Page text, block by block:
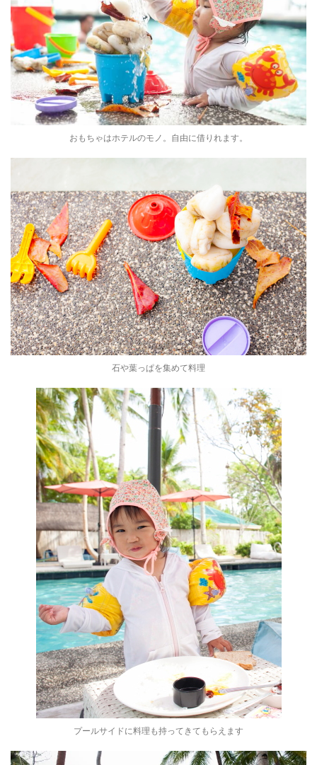
おもちゃはホテルのモノ。自由に借りれます。
石や葉っぱを集めて料理
プールサイドに料理も持ってきてもらえます